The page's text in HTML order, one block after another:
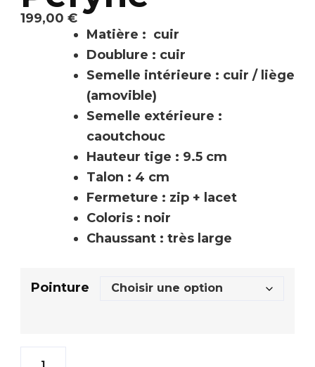
199,00 €
Matière : cuir
Doublure : cuir
Semelle intérieure : cuir / liège
(amovible)
Semelle extérieure :
caoutchouc
Hauteur tige : 9.5 cm
Talon : 4 cm
Fermeture : zip + lacet
Coloris : noir
Chaussant : très large
Pointure